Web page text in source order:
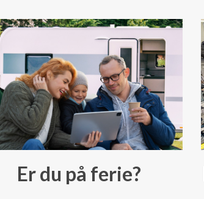
Er du på ferie?